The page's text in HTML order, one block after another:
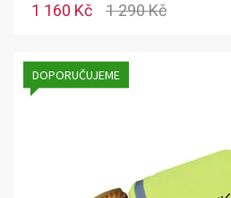
1 160 Kč 1 290 Kč
DOPORUČUJEME